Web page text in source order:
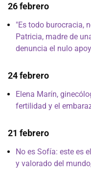
26 febrero
"Es todo burocracia,
Patricia, madre de
denuncia el nulo
24 febrero
Elena Marín,
fertilidad y el
21 febrero
No es Sofía: este es
y valorado del